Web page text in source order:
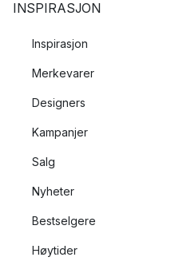
INSPIRASJON
Inspirasjon
Merkevarer
Designers
Kampanjer
Salg
Nyheter
Bestselgere
Høytider